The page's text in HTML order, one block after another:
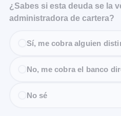
¿Sabes si esta deuda se la
administradora de cartera?
Sí, me cobra alguien
No, me cobra el banco
No sé